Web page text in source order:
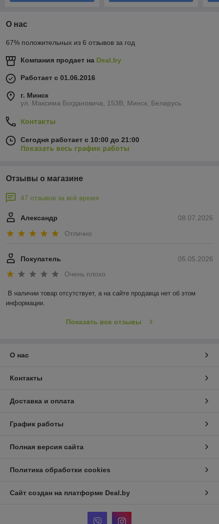
О нас
67% положительных из 6 отзывов за год
Компания продает на Deal.by
Работает с 01.06.2016
г. Минск
ул. Максима Богдановича, 153В, Минск, Беларусь
Контакты
Сегодня работает с 10:00 до 21:00
Показать весь график работы
Отзывы о магазине
47 отзывов за всё время
08.07.2026
Александр
Отлично
05.05.2026
Покупатель
Очень плохо
В наличии товар отсутствует, а на сайте продавца нет об этом
информации.
Показать все отзывы
О нас
Контакты
Доставка и оплата
График работы
Полная версия сайта
Политика обработки cookies
Сайт создан на платформе Deal.by